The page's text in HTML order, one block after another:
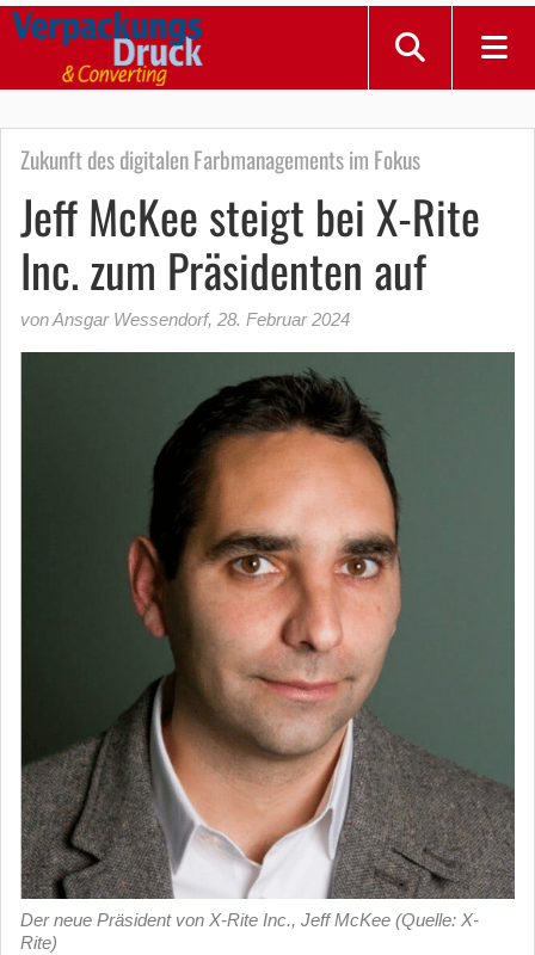
Zukunft des digitalen Farbmanagements im Fokus
Jeff McKee steigt bei X-Rite
Inc. zum Präsidenten auf
von Ansgar Wessendorf, 28. Februar 2024
Der neue Präsident von X-Rite Inc., Jeff McKee (Quelle: X-
Rite)